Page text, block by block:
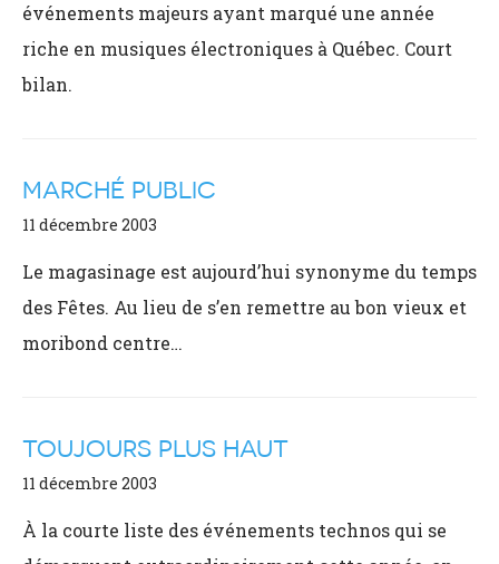
événements majeurs ayant marqué une année
riche en musiques électroniques à Québec. Court
bilan.
MARCHÉ PUBLIC
11 décembre 2003
Le magasinage est aujourd’hui synonyme du temps
des Fêtes. Au lieu de s’en remettre au bon vieux et
moribond centre…
TOUJOURS PLUS HAUT
11 décembre 2003
À la courte liste des événements technos qui se